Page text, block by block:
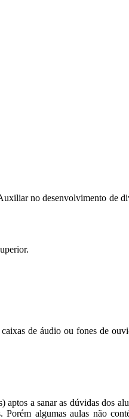
no desenvolvimento de
de áudio ou fones de
a sanar as dúvidas dos
algumas aulas não